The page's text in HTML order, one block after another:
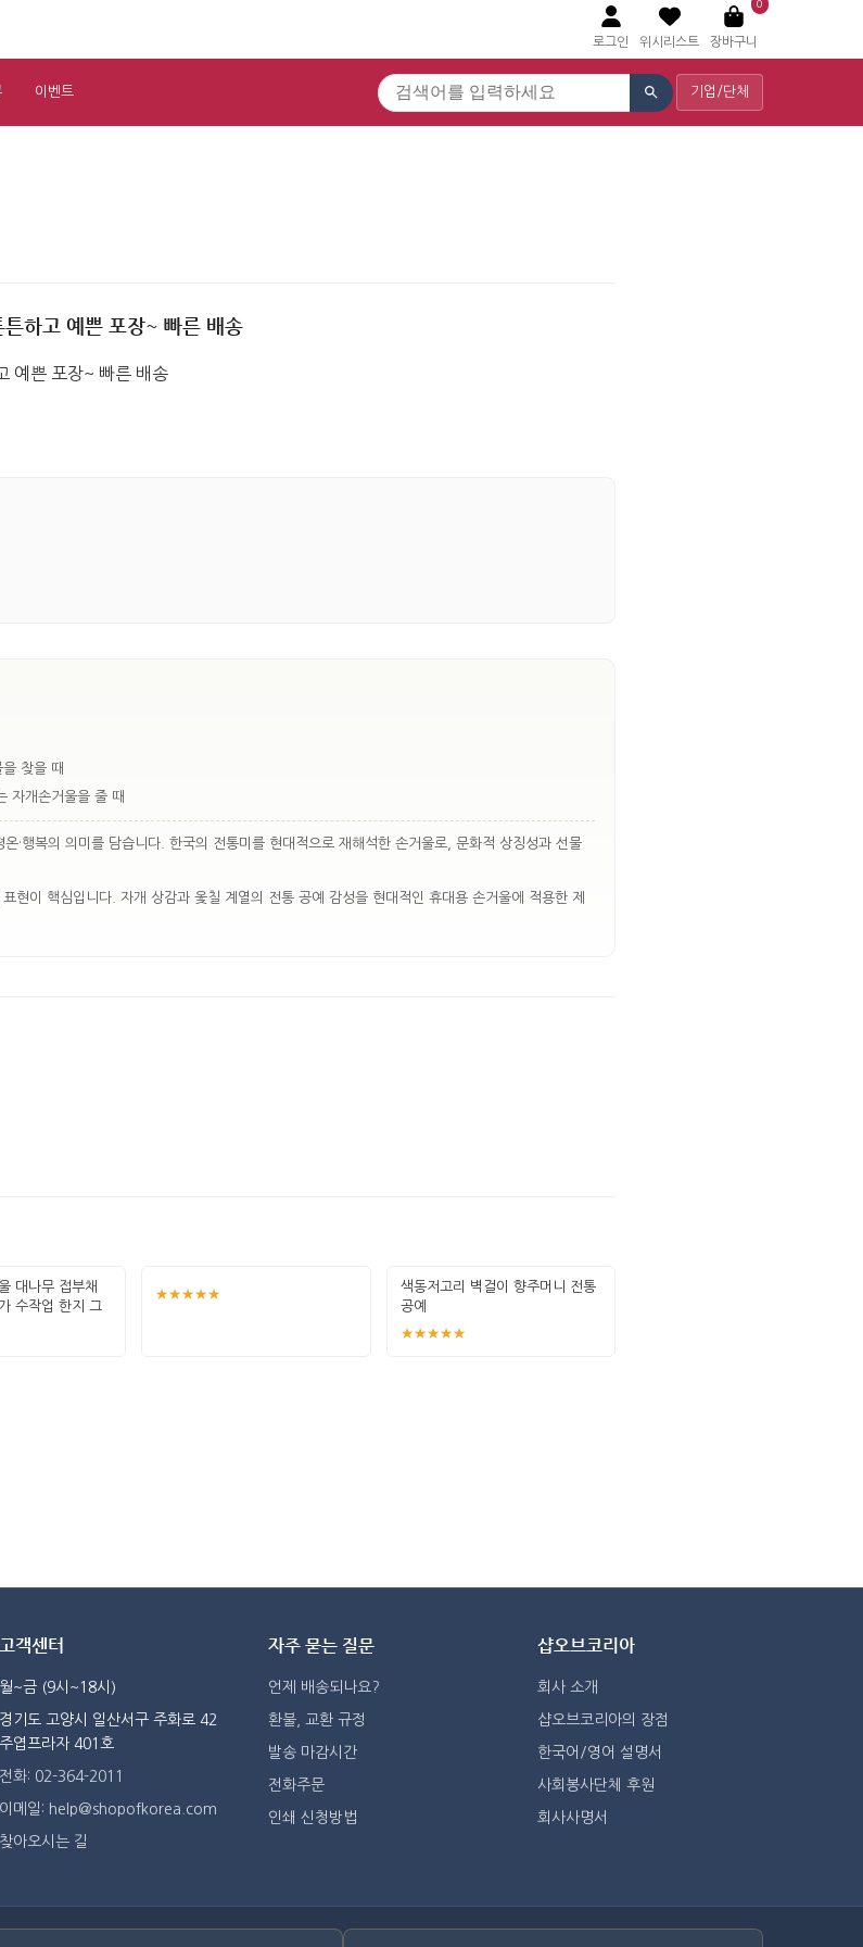
로그인 위시리스트
0
장바구니
이벤트 기업/단체
하고 예쁜 포장~ 빠른 배송
예쁜 포장~ 빠른 배송
찾을 때
자개손거울을 줄 때
·행복의 의미를 담습니다. 한국의 전통미를 현대적으로 재해석한 손거울로, 문화적 상징성과 선물
현이 핵심입니다. 자개 상감과 옻칠 계열의 전통 공예 감성을 현대적인 휴대용 손거울에 적용한 제
대나무 접부채
수작업 한지 그
★★★★★
색동저고리 벽걸이 향주머니 전통
공예
★★★★★
고객센터
월~금 (9시~18시)
경기도 고양시 일산서구 주화로 42
주엽프라자 401호
전화: 02-364-2011
이메일: help@shopofkorea.com
찾아오시는 길
자주 묻는 질문
언제 배송되나요?
환불, 교환 규정
발송 마감시간
전화주문
인쇄 신청방법
샵오브코리아
회사 소개
샵오브코리아의 장점
한국어/영어 설명서
사회봉사단체 후원
회사사명서